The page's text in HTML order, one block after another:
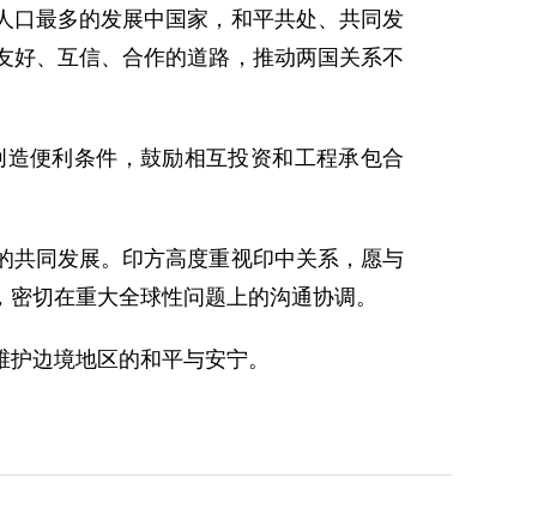
最多的发展中国家，和平共处、共同发
好、互信、合作的道路，推动两国关系不
便利条件，鼓励相互投资和工程承包合
同发展。印方高度重视印中关系，愿与
切在重大全球性问题上的沟通协调。
边境地区的和平与安宁。